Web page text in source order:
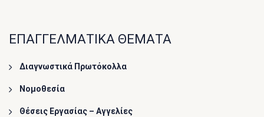
ΕΠΑΓΓΕΛΜΑΤΙΚΑ ΘΕΜΑΤΑ
Διαγνωστικά Πρωτόκολλα
Νομοθεσία
Θέσεις Εργασίας – Αγγελίες